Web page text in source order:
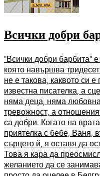
Всички добри
"Всички добри барбита"
която навършва
не е такова, каквото си
известна писателка, а
няма деца, няма
тревожност, а
са добри. Когато на
приятелка с бебе, Ваня,
сърцето й, я оставя да
Това я кара да
желанието да се